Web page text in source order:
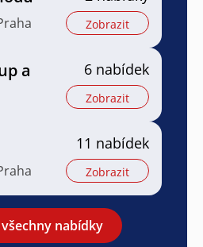
Zobrazit
a
6 nabídek
Zobrazit
11 nabídek
Zobrazit
nabídky